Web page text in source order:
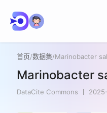
首页/数据集/Marinobacter
Marinobacter
DataCite Commons